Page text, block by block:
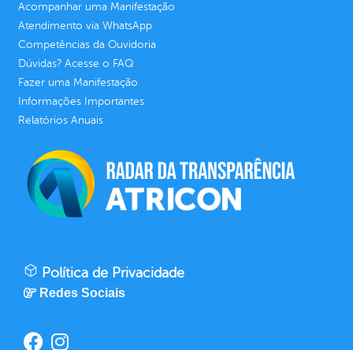
Acompanhar uma Manifestação
Atendimento via WhatsApp
Competências da Ouvidoria
Dúvidas? Acesse o FAQ
Fazer uma Manifestação
Informações Importantes
Relatórios Anuais
Política de Privacidade
Redes Sociais